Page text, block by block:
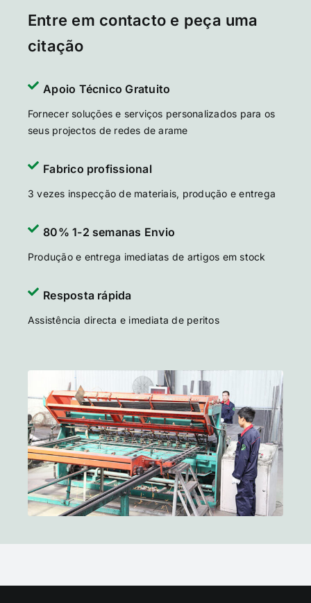
Entre em contacto e peça uma
citação
Apoio Técnico Gratuito
Fornecer soluções e serviços personalizados para os
seus projectos de redes de arame
Fabrico profissional
3 vezes inspecção de materiais, produção e entrega
80% 1-2 semanas Envio
Produção e entrega imediatas de artigos em stock
Resposta rápida
Assistência directa e imediata de peritos